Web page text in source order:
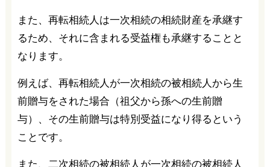
また、再転相続人は一次相続の相続財産を承継す
るため、それに含まれる受益権も承継することと
なります。
例えば、再転相続人が一次相続の被相続人から生
前贈与をされた場合（祖父から孫への生前贈
与）、その生前贈与は特別受益になり得るという
ことです。
また、二次相続の被相続人が一次相続の被相続人